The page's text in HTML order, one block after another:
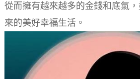
從而擁有越來越多的金錢和底氣
來的美好幸福生活。